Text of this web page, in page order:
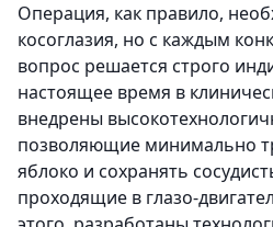
Операция, как правило,
косоглазия, но с каждым
вопрос решается строго
настоящее время в
внедрены
позволяющие минимально
яблоко и сохранять
проходящие в глазо-